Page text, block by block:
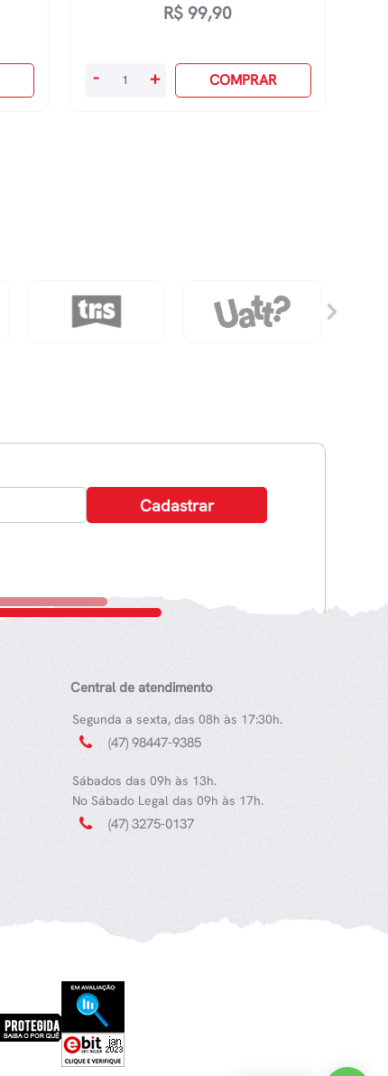
R$ 99,90
Você
- + COMPRAR
Central de atendimento
Segunda a sexta, das 08h às 17:30h.
(47) 98447-9385
Sábados das 09h às 13h.
No Sábado Legal das 09h às 17h.
(47) 3275-0137